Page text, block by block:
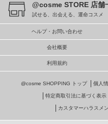
@cosme STORE 店舗
試せる、出会える、運命コスメ
ヘルプ・お問い合わせ
会社概要
利用規約
@cosme SHOPPING トップ 個人
特定商取引法に基づく表示
カスタマーハラスメ